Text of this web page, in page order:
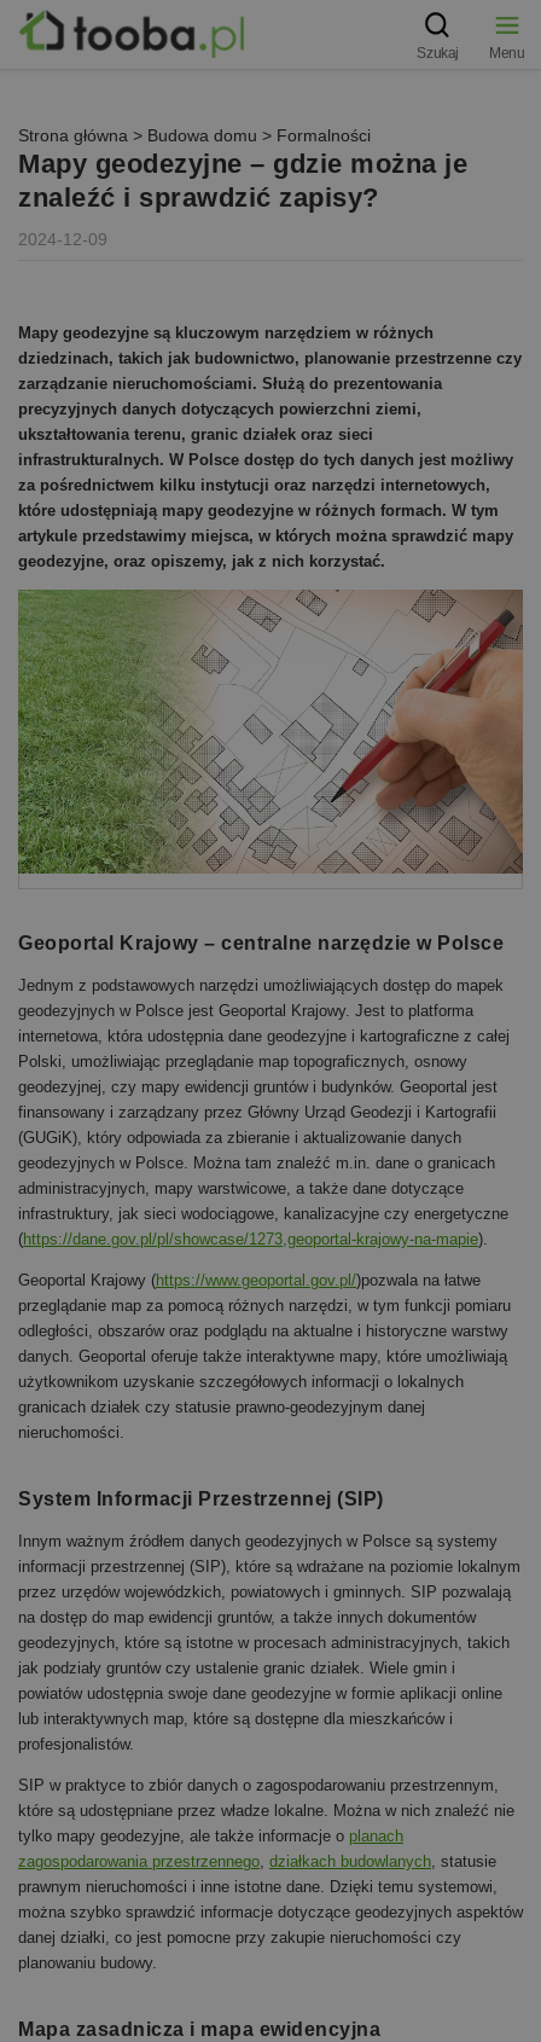
Szukaj Menu
Strona główna > Budowa domu > Formalności
Mapy geodezyjne – gdzie można je
znaleźć i sprawdzić zapisy?
2024-12-09
Mapy geodezyjne są kluczowym narzędziem w różnych
dziedzinach, takich jak budownictwo, planowanie przestrzenne czy
zarządzanie nieruchomościami. Służą do prezentowania
precyzyjnych danych dotyczących powierzchni ziemi,
ukształtowania terenu, granic działek oraz sieci
infrastrukturalnych. W Polsce dostęp do tych danych jest możliwy
za pośrednictwem kilku instytucji oraz narzędzi internetowych,
które udostępniają mapy geodezyjne w różnych formach. W tym
artykule przedstawimy miejsca, w których można sprawdzić mapy
geodezyjne, oraz opiszemy, jak z nich korzystać.
Geoportal Krajowy – centralne narzędzie w Polsce
Jednym z podstawowych narzędzi umożliwiających dostęp do mapek
geodezyjnych w Polsce jest Geoportal Krajowy. Jest to platforma
internetowa, która udostępnia dane geodezyjne i kartograficzne z całej
Polski, umożliwiając przeglądanie map topograficznych, osnowy
geodezyjnej, czy mapy ewidencji gruntów i budynków. Geoportal jest
finansowany i zarządzany przez Główny Urząd Geodezji i Kartografii
(GUGiK), który odpowiada za zbieranie i aktualizowanie danych
geodezyjnych w Polsce. Można tam znaleźć m.in. dane o granicach
administracyjnych, mapy warstwicowe, a także dane dotyczące
infrastruktury, jak sieci wodociągowe, kanalizacyjne czy energetyczne
(https://dane.gov.pl/pl/showcase/1273,geoportal-krajowy-na-mapie)​.
Geoportal Krajowy (https://www.geoportal.gov.pl/)pozwala na łatwe
przeglądanie map za pomocą różnych narzędzi, w tym funkcji pomiaru
odległości, obszarów oraz podglądu na aktualne i historyczne warstwy
danych. Geoportal oferuje także interaktywne mapy, które umożliwiają
użytkownikom uzyskanie szczegółowych informacji o lokalnych
granicach działek czy statusie prawno-geodezyjnym danej
nieruchomości​.
System Informacji Przestrzennej (SIP)
Innym ważnym źródłem danych geodezyjnych w Polsce są systemy
informacji przestrzennej (SIP), które są wdrażane na poziomie lokalnym
przez urzędów wojewódzkich, powiatowych i gminnych. SIP pozwalają
na dostęp do map ewidencji gruntów, a także innych dokumentów
geodezyjnych, które są istotne w procesach administracyjnych, takich
jak podziały gruntów czy ustalenie granic działek. Wiele gmin i
powiatów udostępnia swoje dane geodezyjne w formie aplikacji online
lub interaktywnych map, które są dostępne dla mieszkańców i
profesjonalistów.
SIP w praktyce to zbiór danych o zagospodarowaniu przestrzennym,
które są udostępniane przez władze lokalne. Można w nich znaleźć nie
tylko mapy geodezyjne, ale także informacje o planach
zagospodarowania przestrzennego, działkach budowlanych, statusie
prawnym nieruchomości i inne istotne dane. Dzięki temu systemowi,
można szybko sprawdzić informacje dotyczące geodezyjnych aspektów
danej działki, co jest pomocne przy zakupie nieruchomości czy
planowaniu budowy.
Mapa zasadnicza i mapa ewidencyjna